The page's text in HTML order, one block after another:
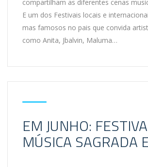
compartilham as diferentes cenas
E um dos Festivais locais e
mas famosos no pais que convida
como Anita, Jbalvin, Maluma…
EM JUNHO:
MÚSICA SAGRADA